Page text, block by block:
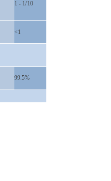
1 - 1/10
<1
99.5%